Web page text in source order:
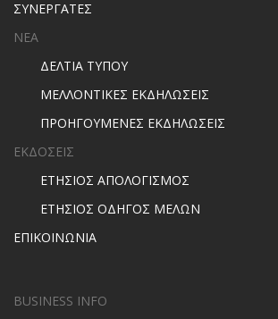
ΣΥΝΕΡΓΑΤΕΣ
ΝΕΑ
ΔΕΛΤΙΑ ΤΥΠΟΥ
ΜΕΛΛΟΝΤΙΚΕΣ ΕΚΔΗΛΩΣΕΙΣ
ΠΡΟΗΓΟΥΜΕΝΕΣ ΕΚΔΗΛΩΣΕΙΣ
ΕΚΔΟΣΕΙΣ
ΕΤΗΣΙΟΣ ΑΠΟΛΟΓΙΣΜΟΣ
ΕΤΗΣΙΟΣ ΟΔΗΓΟΣ ΜΕΛΩΝ
ΕΠΙΚΟΙΝΩΝΙΑ
BUSINESS INFO